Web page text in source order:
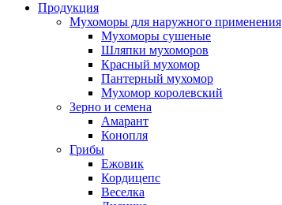
Продукция
Мухоморы для наружного применения
Мухоморы сушеные
Шляпки мухоморов
Красный мухомор
Пантерный мухомор
Мухомор королевский
Зерно и семена
Амарант
Конопля
Грибы
Ежовик
Кордицепс
Веселка